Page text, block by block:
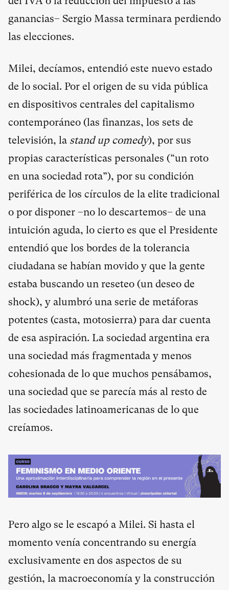
ganancias– Sergio Massa terminara perdiendo
las elecciones.
Milei, decíamos, entendió este nuevo estado
de lo social. Por el origen de su vida pública
en dispositivos centrales del capitalismo
contemporáneo (las finanzas, los sets de
televisión, la stand up comedy), por sus
propias características personales (“un roto
en una sociedad rota”), por su condición
periférica de los círculos de la elite tradicional
o por disponer –no lo descartemos– de una
intuición aguda, lo cierto es que el Presidente
entendió que los bordes de la tolerancia
ciudadana se habían movido y que la gente
estaba buscando un reseteo (un deseo de
shock), y alumbró una serie de metáforas
potentes (casta, motosierra) para dar cuenta
de esa aspiración. La sociedad argentina era
una sociedad más fragmentada y menos
cohesionada de lo que muchos pensábamos,
una sociedad que se parecía más al resto de
las sociedades latinoamericanas de lo que
creíamos.
Pero algo se le escapó a Milei. Si hasta el
momento venía concentrando su energía
exclusivamente en dos aspectos de su
gestión, la macroeconomía y la construcción